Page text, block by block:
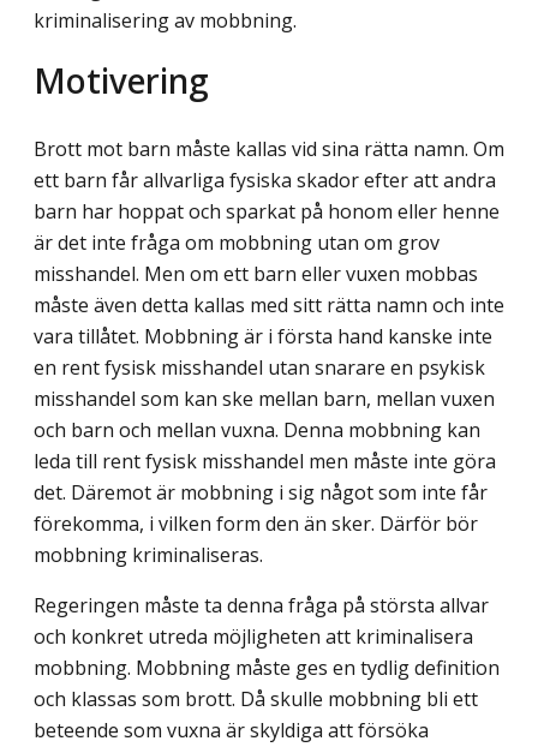
kriminalisering av mobbning.
Motivering
Brott mot barn måste kallas vid sina rätta namn. Om
ett barn får allvarliga fysiska skador efter att andra
barn har hoppat och sparkat på honom eller henne
är det inte fråga om mobbning utan om grov
misshandel. Men om ett barn eller vuxen mobbas
måste även detta kallas med sitt rätta namn och inte
vara tillåtet. Mobbning är i första hand kanske inte
en rent fysisk misshandel utan snarare en psykisk
misshandel som kan ske mellan barn, mellan vuxen
och barn och mellan vuxna. Denna mobbning kan
leda till rent fysisk misshandel men måste inte göra
det. Däremot är mobbning i sig något som inte får
förekomma, i vilken form den än sker. Därför bör
mobbning kriminaliseras.
Regeringen måste ta denna fråga på största allvar
och konkret utreda möjligheten att kriminalisera
mobbning. Mobbning måste ges en tydlig definition
och klassas som brott. Då skulle mobbning bli ett
beteende som vuxna är skyldiga att försöka